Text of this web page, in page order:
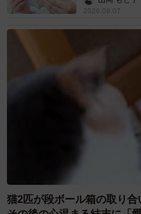
2026.08.07
猫2匹が段ボール箱の取り